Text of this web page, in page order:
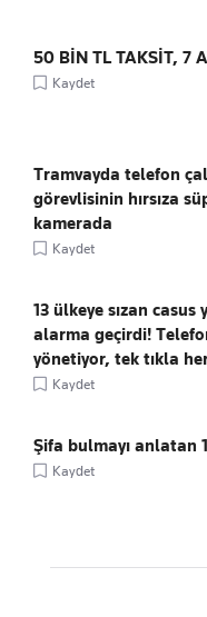
50 BİN TL TAKSİT, 7
Kaydet
Tramvayda telefon
görevlisinin hırsıza
kamerada
Kaydet
13 ülkeye sızan casus
alarma geçirdi!
yönetiyor, tek tıkla
Kaydet
Şifa bulmayı anlatan
Kaydet